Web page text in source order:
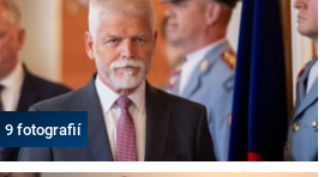
9 fotografií